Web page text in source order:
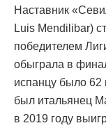
Наставник
Luis Mendilibar)
победителем
обыграла в
испанцу было 62
был итальянец
в 2019 году